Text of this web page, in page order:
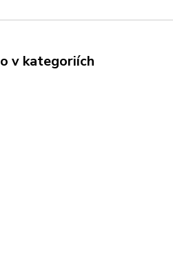
v kategoriích